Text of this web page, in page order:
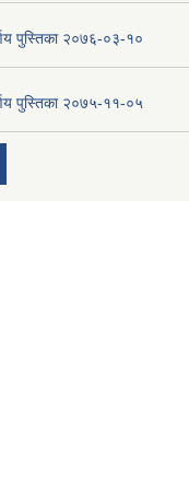
पुस्तिका २०७६-०३-१०
पुस्तिका २०७५-११-०५